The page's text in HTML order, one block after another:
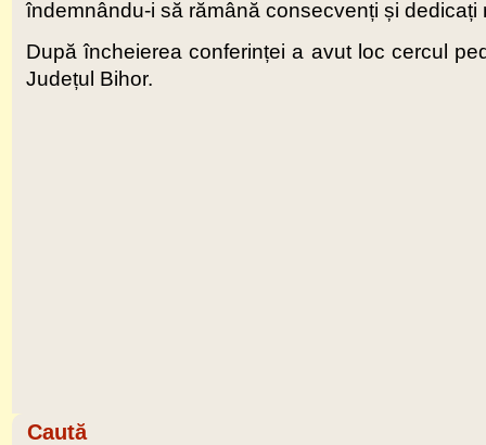
îndemnându-i să rămână consecvenți și dedicați
După încheierea conferinței a avut loc cercul
Județul Bihor.
Caută